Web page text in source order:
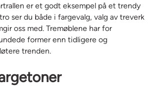
er et godt eksempel på et trendy
ser du både i fargevalg, valg av treverk
oss med. Tremøblene har for
former enn tidligere og
trenden.